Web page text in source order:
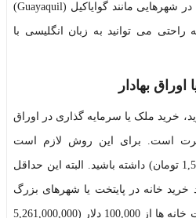
و کانادایی است و به طور مثال در شهرهایی مانند گوایاکیل (Guayaquil)
می توانید به زبان انگلیسی با
خرید ملک یا سرمایه گذاری در اوراق
است. برای این روش لازم است
داشته باشید. البته این حداقل
خانه در پایتخت یا شهرهای بزرگ
اکوادور را دارید، باید بدانید قیمت خانه ها از 100,000 دلار (5,261,000,000